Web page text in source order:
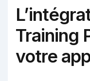
Training
votre